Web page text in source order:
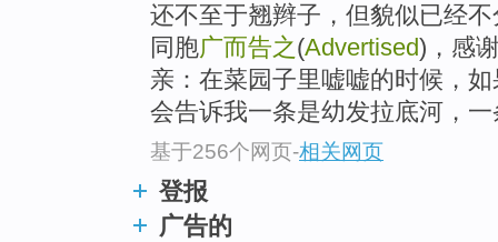
还不至于翘辫子，但貌似已经
同胞广而告之(Advertised)，感
亲：在菜园子里嘘嘘的时候，
会告诉我一条是幼发拉底河，
基于256个网页-相关网页
登报
广告的